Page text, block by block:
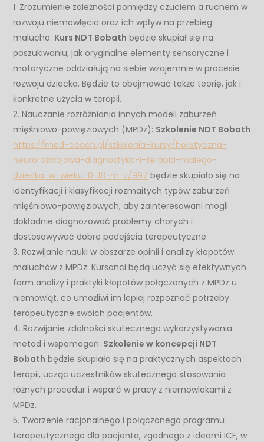
1. Zrozumienie zależności pomiędzy czuciem a ruchem w
rozwoju niemowlęcia oraz ich wpływ na przebieg
malucha: Kurs NDT Bobath będzie skupiał się na
poszukiwaniu, jak oryginalne elementy sensoryczne i
motoryczne oddziałują na siebie wzajemnie w procesie
rozwoju dziecka. Będzie to obejmować także teorię, jak i
konkretne użycia w terapii.
2. Nauczanie rozróżniania innych modeli zaburzeń
mięśniowo-powięziowych (MPDz): Szkolenie NDT Bobath
https://med-coach.pl/szkolenia-kursy/holistyczna-
neurorozwojowa-diagnostyka-i-terapia-malego-
dziecka-w-wieku-0-18-m-z/997 będzie skupiało się na
identyfikacji i klasyfikacji rozmaitych typów zaburzeń
mięśniowo-powięziowych, aby zainteresowani mogli
dokładnie diagnozować problemy chorych i
dostosowywać dobre podejścia terapeutyczne.
3. Rozwijanie nauki w obszarze opinii i analizy kłopotów
maluchów z MPDz: Kursanci będą uczyć się efektywnych
form analizy i praktyki kłopotów połączonych z MPDz u
niemowląt, co umożliwi im lepiej rozpoznać potrzeby
terapeutyczne swoich pacjentów.
4. Rozwijanie zdolności skutecznego wykorzystywania
metod i wspomagań: Szkolenie w koncepcji NDT
Bobath będzie skupiało się na praktycznych aspektach
terapii, ucząc uczestników skutecznego stosowania
różnych procedur i wsparć w pracy z niemowlakami z
MPDz.
5. Tworzenie racjonalnego i połączonego programu
terapeutycznego dla pacjenta, zgodnego z ideami ICF, w